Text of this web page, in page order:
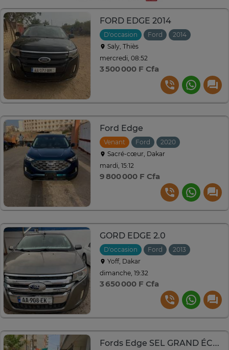
FORD EDGE 2014
D'occasion Ford 2014
Saly, Thiès
mercredi, 08:52
3 500 000 F Cfa
Ford Edge
Venant Ford 2020
Sacré-cœur, Dakar
mardi, 15:12
9 800 000 F Cfa
GORD EDGE 2.0
D'occasion Ford 2013
Yoff, Dakar
dimanche, 19:32
3 650 000 F Cfa
Fords Edge SEL GRAND ÉCRAN